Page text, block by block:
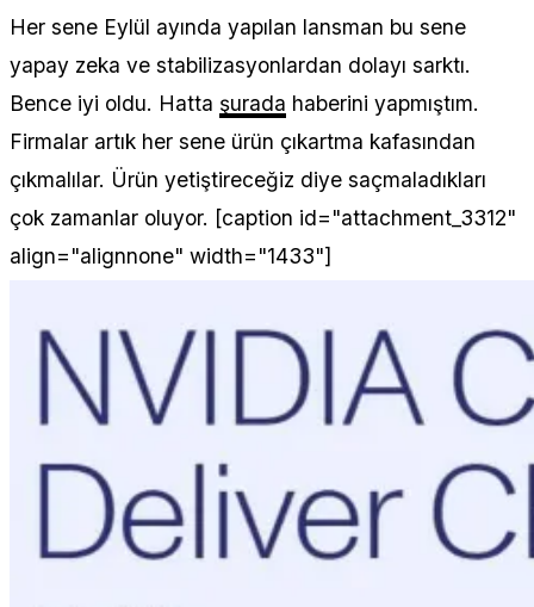
Her sene Eylül ayında yapılan lansman bu sene
yapay zeka ve stabilizasyonlardan dolayı sarktı.
Bence iyi oldu. Hatta şurada haberini yapmıştım.
Firmalar artık her sene ürün çıkartma kafasından
çıkmalılar. Ürün yetiştireceğiz diye saçmaladıkları
çok zamanlar oluyor. [caption id="attachment_3312"
align="alignnone" width="1433"]